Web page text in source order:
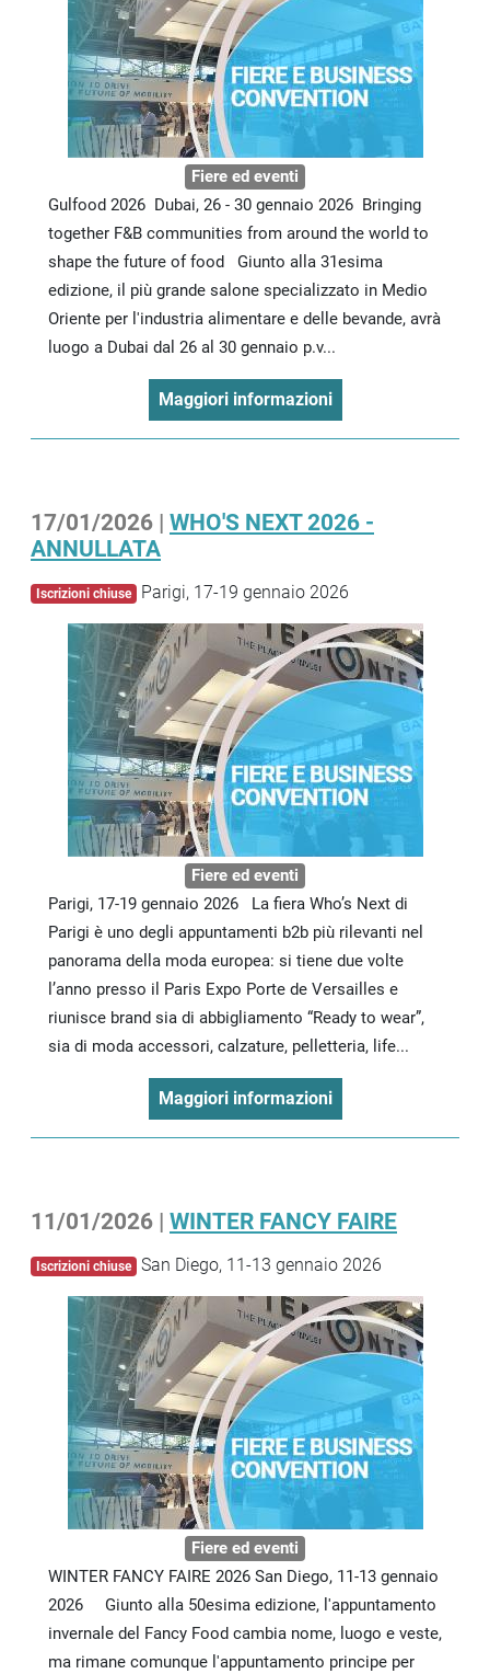
Fiere ed eventi
Gulfood 2026 Dubai, 26 - 30 gennaio 2026 Bringing
together F&B communities from around the world to
shape the future of food Giunto alla 31esima
edizione, il più grande salone specializzato in Medio
Oriente per l'industria alimentare e delle bevande, avrà
luogo a Dubai dal 26 al 30 gennaio p.v...
Maggiori informazioni
17/01/2026 | WHO'S NEXT 2026 -
ANNULLATA
Iscrizioni chiuse Parigi, 17-19 gennaio 2026
Fiere ed eventi
Parigi, 17-19 gennaio 2026 La fiera Who’s Next di
Parigi è uno degli appuntamenti b2b più rilevanti nel
panorama della moda europea: si tiene due volte
l’anno presso il Paris Expo Porte de Versailles e
riunisce brand sia di abbigliamento “Ready to wear”,
sia di moda accessori, calzature, pelletteria, life...
Maggiori informazioni
11/01/2026 | WINTER FANCY FAIRE
Iscrizioni chiuse San Diego, 11-13 gennaio 2026
Fiere ed eventi
WINTER FANCY FAIRE 2026 San Diego, 11-13 gennaio
2026 Giunto alla 50esima edizione, l'appuntamento
invernale del Fancy Food cambia nome, luogo e veste,
ma rimane comunque l'appuntamento principe per